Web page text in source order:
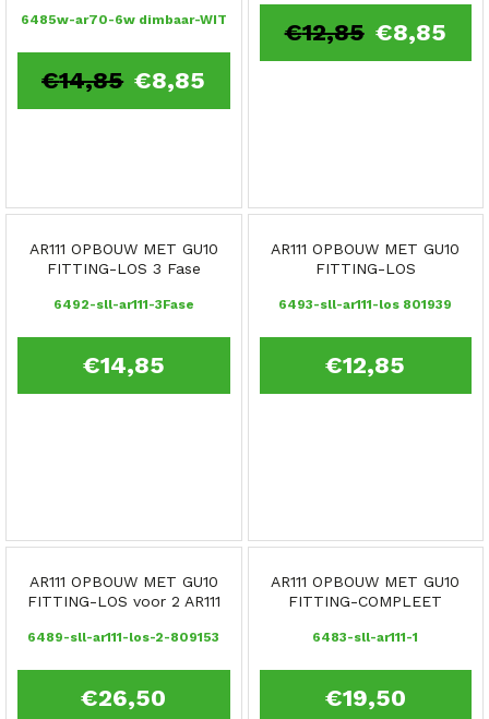
6485w-ar70-6w dimbaar-WIT
€8,85
€14,85
€8,85
€12,85
AR111 OPBOUW MET GU10
FITTING-LOS 3 Fase
6492-sll-ar111-3Fase
€14,85
AR111 OPBOUW MET GU10
FITTING-LOS
6493-sll-ar111-los 801939
€12,85
AR111 OPBOUW MET GU10
FITTING-LOS voor 2 AR111
6489-sll-ar111-los-2-809153
€26,50
AR111 OPBOUW MET GU10
FITTING-COMPLEET
6483-sll-ar111-1
€19,50